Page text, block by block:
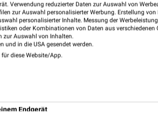
Aschaffenburg City Galerie
Verwendung reduzierter Daten zur Auswahl von
zur Auswahl personalisierter Werbung. Erstellung von
personalisierter Inhalte. Messung der
oder Kombinationen von Daten aus verschiedenen
zur Auswahl von Inhalten.
und in die USA gesendet werden.
diese Website/App.
Endgerät